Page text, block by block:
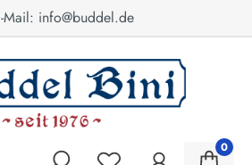
Mail: info@buddel.de
0